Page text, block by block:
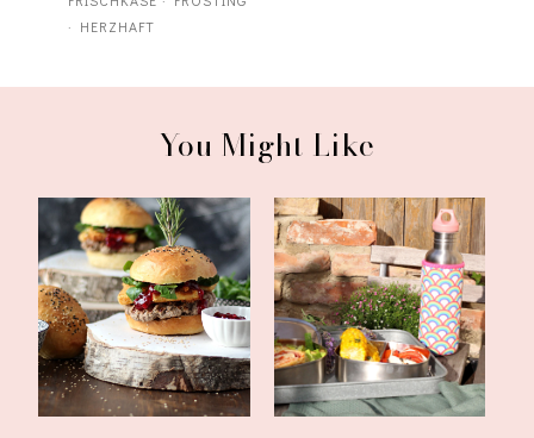
· HERZHAFT
You Might Like
Burger mit
selbstgemachtem Burger
B...
Lunchbox Date im Garten
mit Low car...